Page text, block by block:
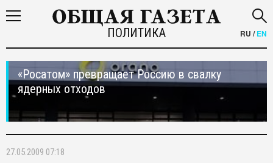
ПОЛИТИКА RU /EN
«Росатом» превращает Россию в свалку
ядерных отходов
27.05.2009 07:18